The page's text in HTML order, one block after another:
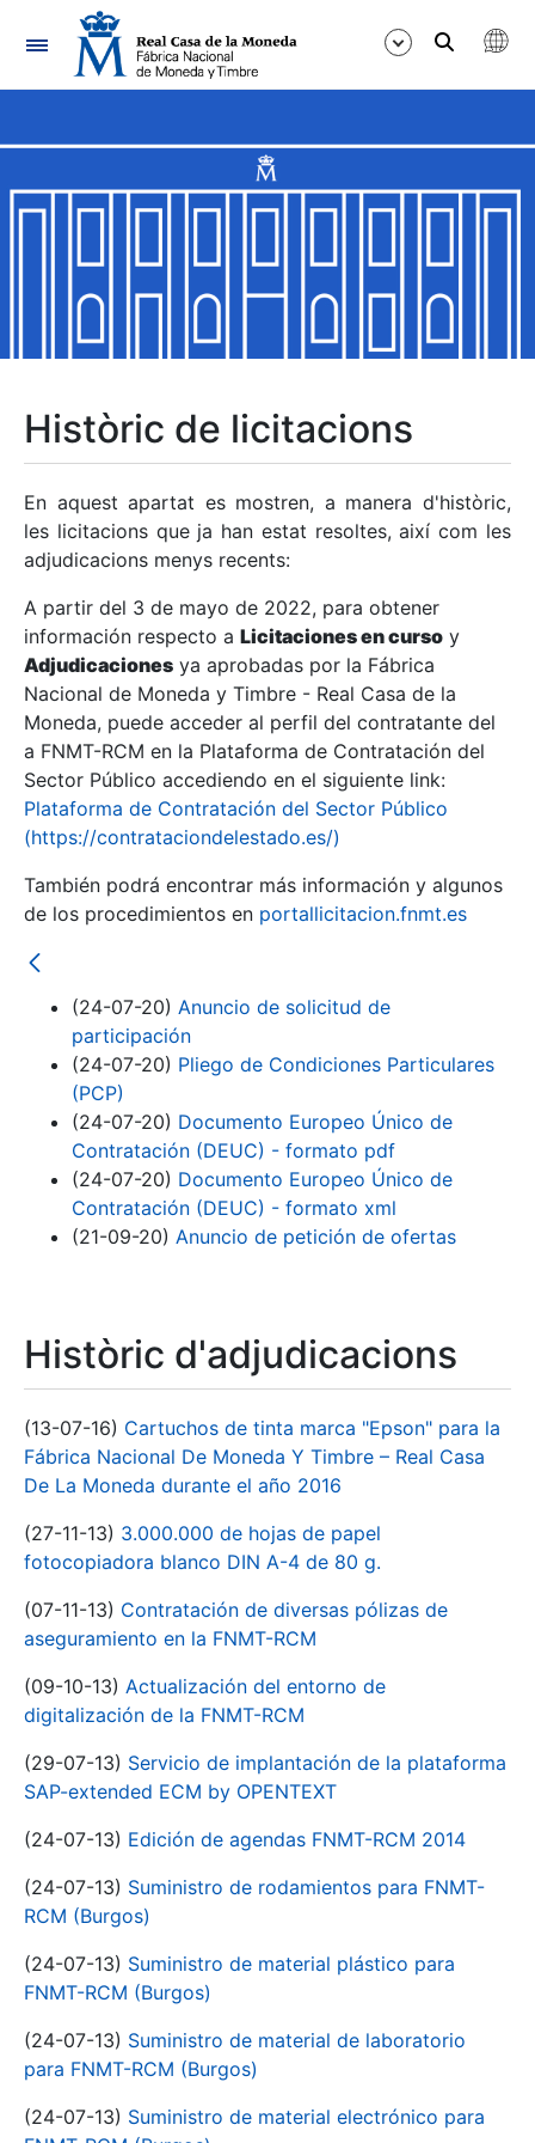
Navegació
Mostra/Amaga
Mostra/Amaga
Mostra/Amaga
Mostra/Amaga
Mostra/Amaga
Històric de licitacions
En aquest apartat es mostren, a manera d'històric,
les licitacions que ja han estat resoltes, així com les
adjudicacions menys recents:
A partir del 3 de mayo de 2022, para obtener
información respecto a Licitaciones en curso y
Adjudicaciones ya aprobadas por la Fábrica
Nacional de Moneda y Timbre - Real Casa de la
Moneda, puede acceder al perfil del contratante del
a FNMT-RCM en la Plataforma de Contratación del
Sector Público accediendo en el siguiente link:
Plataforma de Contratación del Sector Público
(https://contrataciondelestado.es/)
También podrá encontrar más información y algunos
de los procedimientos en portallicitacion.fnmt.es
(24-07-20) Anuncio de solicitud de
participación
(24-07-20) Pliego de Condiciones Particulares
(PCP)
(24-07-20) Documento Europeo Único de
Contratación (DEUC) - formato pdf
(24-07-20) Documento Europeo Único de
Contratación (DEUC) - formato xml
(21-09-20) Anuncio de petición de ofertas
Històric d'adjudicacions
(13-07-16) Cartuchos de tinta marca "Epson" para la
Fábrica Nacional De Moneda Y Timbre – Real Casa
De La Moneda durante el año 2016
(27-11-13) 3.000.000 de hojas de papel
fotocopiadora blanco DIN A-4 de 80 g.
(07-11-13) Contratación de diversas pólizas de
aseguramiento en la FNMT-RCM
(09-10-13) Actualización del entorno de
digitalización de la FNMT-RCM
(29-07-13) Servicio de implantación de la plataforma
SAP-extended ECM by OPENTEXT
(24-07-13) Edición de agendas FNMT-RCM 2014
(24-07-13) Suministro de rodamientos para FNMT-
RCM (Burgos)
(24-07-13) Suministro de material plástico para
FNMT-RCM (Burgos)
(24-07-13) Suministro de material de laboratorio
para FNMT-RCM (Burgos)
(24-07-13) Suministro de material electrónico para